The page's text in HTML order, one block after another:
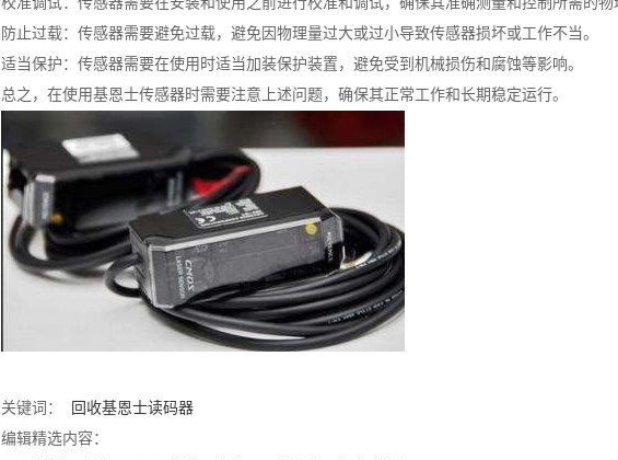
防止过载：传感器需要避免过载，避免因物理量过大或过小导致传感器损坏或工作不当。
适当保护：传感器需要在使用时适当加装保护装置，避免受到机械损伤和腐蚀等影响。
总之，在使用基恩士传感器时需要注意上述问题，确保其正常工作和长期稳定运行。
关键词：
回收基恩士读码器
编辑精选内容：